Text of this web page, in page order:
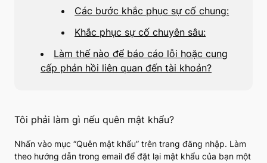
Các bước khắc phục sự cố chung:
Khắc phục sự cố chuyên sâu:
Làm thế nào để báo cáo lỗi hoặc cung
cấp phản hồi liên quan đến tài khoản?
Tôi phải làm gì nếu quên mật khẩu?
Nhấn vào mục “Quên mật khẩu” trên trang đăng nhập. Làm
theo hướng dẫn trong email để đặt lại mật khẩu của bạn một